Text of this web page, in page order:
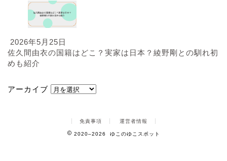
2026年5月25日
佐久間由衣の国籍はどこ？実家は日本？綾野剛との馴れ初
めも紹介
アーカイブ
免責事項 運営者情報
2020–2026 ゆこのゆこスポット